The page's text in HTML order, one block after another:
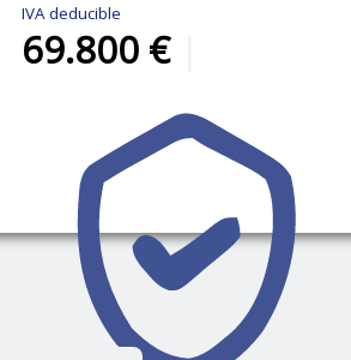
IVA deducible
69.800 €